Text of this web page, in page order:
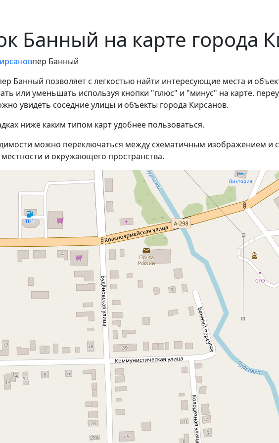
Банный на карте города
пер Банный
Банный позволяет с легкостью найти интересующие места и
или уменьшать используя кнопки "плюс" и "минус" на карте.
увидеть соседние улицы и объекты города Кирсанов.
ниже каким типом карт удобнее пользоваться.
можно переключаться между схематичным изображением и
и окружающего пространства.